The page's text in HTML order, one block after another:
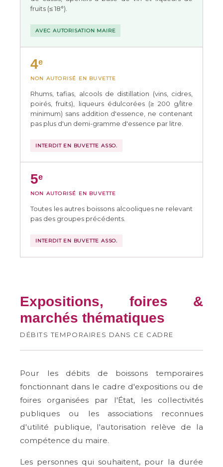
fruits (≤ 18°).
AVEC AUTORISATION MAIRE
4e
NON AUTORISÉ EN BUVETTE
Rhums, tafias, alcools de distillation (vins, cidres,
poirés, fruits), liqueurs édulcorées (≥ 200 g/litre
minimum) sans addition d'essence, ne contenant
pas plus d'un demi-gramme d'essence par litre.
INTERDIT EN BUVETTE ASSO.
5e
NON AUTORISÉ EN BUVETTE
Toutes les autres boissons alcooliquesne relevant
pas des groupes précédents.
INTERDIT EN BUVETTE ASSO.
Expositions, foires &
marchés thématiques
DÉBITS TEMPORAIRES DANS CE CADRE
Pour les débits de boissons temporaires
fonctionnant dans le cadre d'expositions ou de
foires organisées par l'État, les collectivités
publiques ou les associations reconnues
d'utilité publique, l'autorisation relève de la
compétence du maire.
Les personnes qui souhaitent, pour la durée